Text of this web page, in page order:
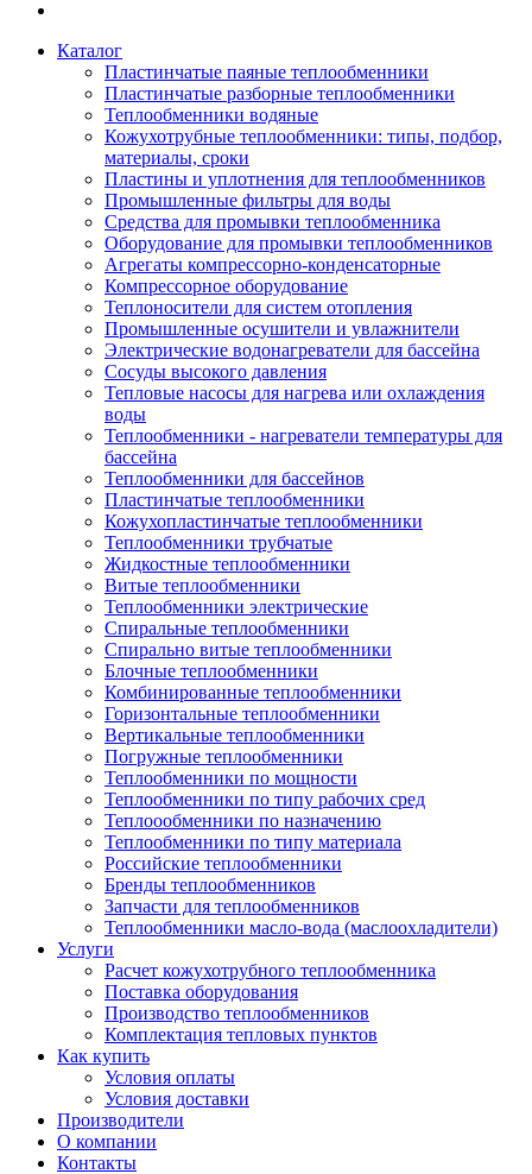
Каталог
Пластинчатые паяные теплообменники
Пластинчатые разборные теплообменники
Теплообменники водяные
Кожухотрубные теплообменники: типы, подбор,
материалы, сроки
Пластины и уплотнения для теплообменников
Промышленные фильтры для воды
Средства для промывки теплообменника
Оборудование для промывки теплообменников
Агрегаты компрессорно-конденсаторные
Компрессорное оборудование
Теплоносители для систем отопления
Промышленные осушители и увлажнители
Электрические водонагреватели для бассейна
Сосуды высокого давления
Тепловые насосы для нагрева или охлаждения
воды
Теплообменники - нагреватели температуры для
бассейна
Теплообменники для бассейнов
Пластинчатые теплообменники
Кожухопластинчатые теплообменники
Теплообменники трубчатые
Жидкостные теплообменники
Витые теплообменники
Теплообменники электрические
Спиральные теплообменники
Спирально витые теплообменники
Блочные теплообменники
Комбинированные теплообменники
Горизонтальные теплообменники
Вертикальные теплообменники
Погружные теплообменники
Теплообменники по мощности
Теплообменники по типу рабочих сред
Теплоообменники по назначению
Теплообменники по типу материала
Российские теплообменники
Бренды теплообменников
Запчасти для теплообменников
Теплообменники масло-вода (маслоохладители)
Услуги
Расчет кожухотрубного теплообменника
Поставка оборудования
Производство теплообменников
Комплектация тепловых пунктов
Как купить
Условия оплаты
Условия доставки
Производители
О компании
Контакты